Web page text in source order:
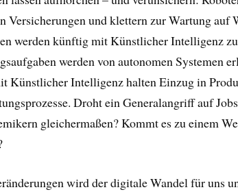
Versicherungen und klettern zur Wartung auf
werden künftig mit Künstlicher Intelligenz
werden von autonomen Systemen
Künstlicher Intelligenz halten Einzug in
Droht ein Generalangriff auf
gleichermaßen? Kommt es zu einem
wird der digitale Wandel für uns